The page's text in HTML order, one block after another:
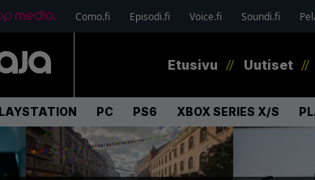
Como.fi Episodi.fi Voice.fi Soundi.fi
Etusivu Uutiset
PC PS6 XBOX SERIES X/S